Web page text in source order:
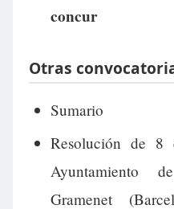
concur
Otras
Sumario
Resolución de 8
Ayuntamiento
Gramenet